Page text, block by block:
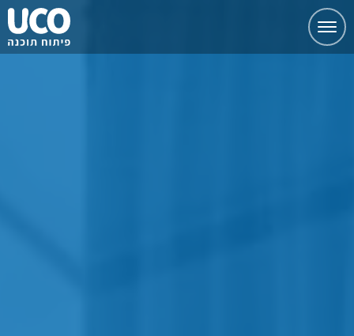
Toggle
navigation